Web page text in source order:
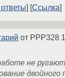
Ссылка
от PPP328
не
двойного